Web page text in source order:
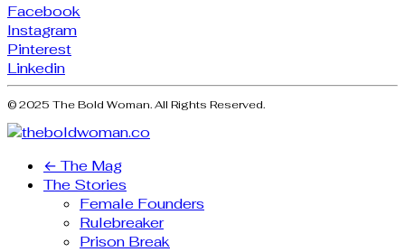
Facebook
Instagram
Pinterest
Linkedin
© 2025 The Bold Woman. All Rights Reserved.
← The Mag
The Stories
Female Founders
Rulebreaker
Prison Break